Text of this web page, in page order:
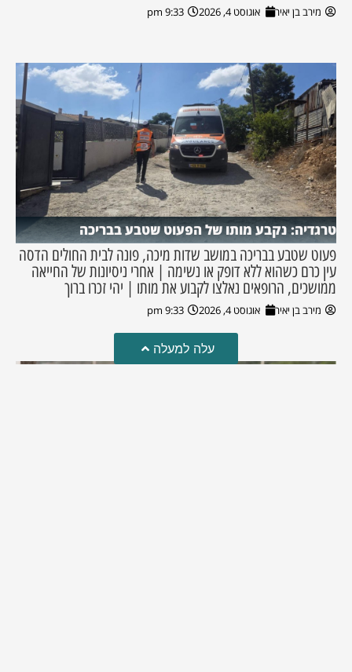
מירב בן יאיר אוגוסט 4, 2026 9:33 pm
טרגדיה: נקבע מותו של הפעוט שטבע בבריכה
פעוט שטבע בבריכה במושב שדות מיכה, פונה לבית החולים הדסה
עין כרם כשהוא ללא דופק או נשימה | אחרי ניסיונות של החייאה
ממושכים, הרופאים נאלצו לקבוע את מותו | יהי זכרו ברוך
מירב בן יאיר אוגוסט 4, 2026 9:33 pm
עלה למעלה